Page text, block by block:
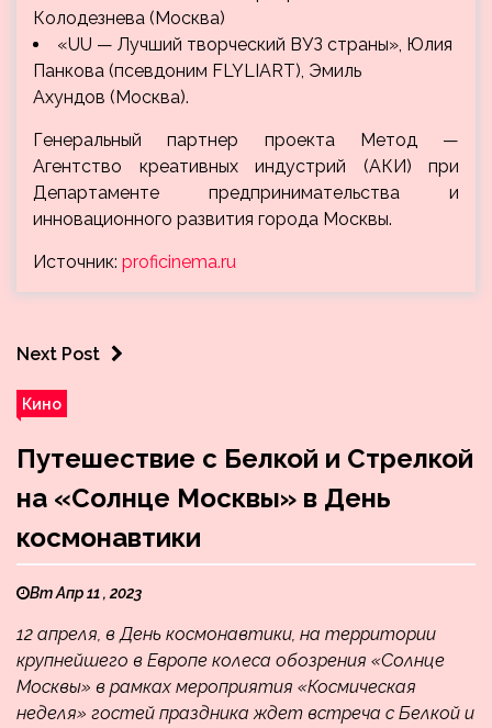
Колодезнева (Москва)
«UU — Лучший творческий ВУЗ страны», Юлия
Панкова (псевдоним FLYLIART), Эмиль
Ахундов (Москва).
Генеральный партнер проекта Метод —
Агентство креативных индустрий (АКИ) при
Департаменте предпринимательства и
инновационного развития города Москвы.
Источник: proficinema.ru
Next Post
Кино
Путешествие с Белкой и Стрелкой
на «Солнце Москвы» в День
космонавтики
Вт Апр 11 , 2023
12 апреля, в День космонавтики, на территории
крупнейшего в Европе колеса обозрения «Солнце
Москвы» в рамках мероприятия «Космическая
неделя» гостей праздника ждет встреча с Белкой и